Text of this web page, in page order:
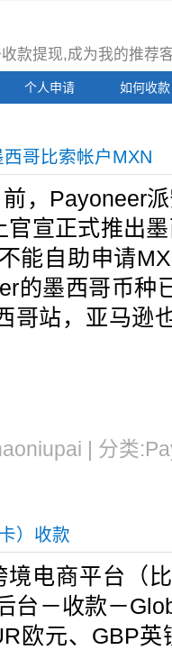
款提现,成为我的推荐
个人申请 如何收款
哥比索帐户MXN
Payoneer派
官宣正式推出
能自助申请
的墨西哥币种
哥站，亚马逊
| 分类
）收款
商平台（比
台－收款－
欧元、GBP